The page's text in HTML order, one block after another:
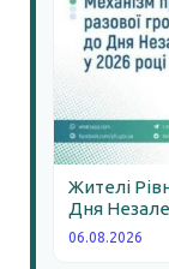
Жителі
Дня
06.08.2026